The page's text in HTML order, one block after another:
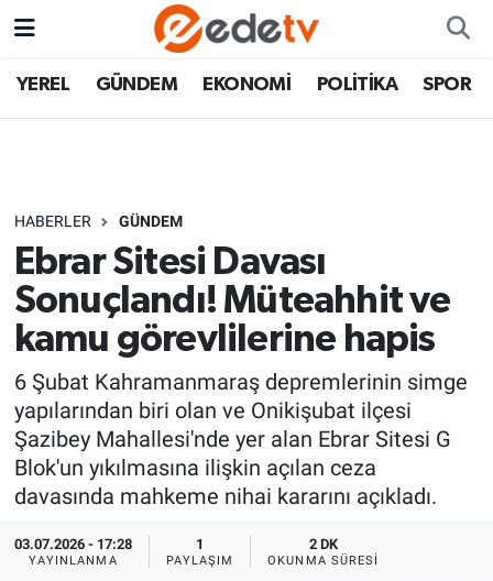
YEREL GÜNDEM EKONOMİ POLİTİKA SPOR
HABERLER GÜNDEM
Ebrar Sitesi Davası
Sonuçlandı! Müteahhit ve
kamu görevlilerine hapis
6 Şubat Kahramanmaraş depremlerinin simge
yapılarından biri olan ve Onikişubat ilçesi
Şazibey Mahallesi'nde yer alan Ebrar Sitesi G
Blok'un yıkılmasına ilişkin açılan ceza
davasında mahkeme nihai kararını açıkladı.
03.07.2026 - 17:28
YAYINLANMA
1
PAYLAŞIM
2 DK
OKUNMA SÜRESI